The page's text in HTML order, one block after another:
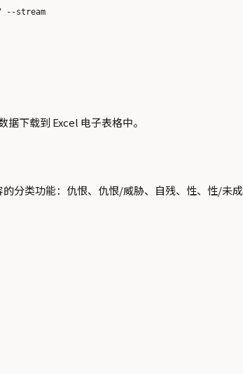
下载到 Excel 电子表格中。
分类功能：仇恨、仇恨/威胁、自残、性、性/未